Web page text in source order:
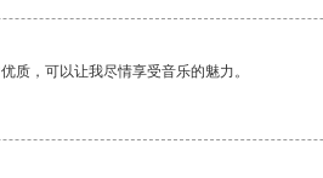
质，可以让我尽情享受音乐的魅力。